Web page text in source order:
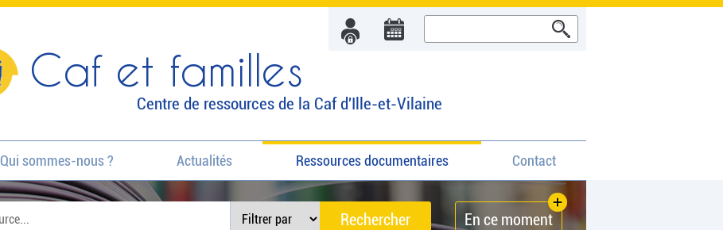
Caf et familles
Centre de ressources de la Caf d'Ille-et-Vilaine
Qui sommes-nous ? Actualités Ressources documentaires Contact
En ce moment